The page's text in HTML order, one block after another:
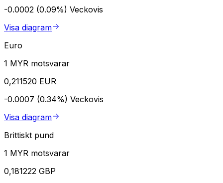
-0.0002 (0.09%) Veckovis
Visa diagram
Euro
1 MYR motsvarar
0,211520 EUR
-0.0007 (0.34%) Veckovis
Visa diagram
Brittiskt pund
1 MYR motsvarar
0,181222 GBP